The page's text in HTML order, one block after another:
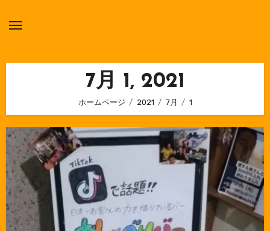
7月 1, 2021
ホームページ 2021 7月 1